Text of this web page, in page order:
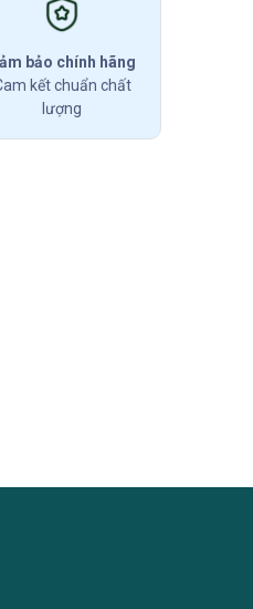
bảo chính hãng
kết chuẩn chất
lượng